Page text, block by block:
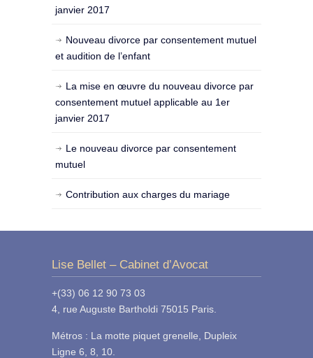
janvier 2017
Nouveau divorce par consentement mutuel
et audition de l’enfant
La mise en œuvre du nouveau divorce par
consentement mutuel applicable au 1er
janvier 2017
Le nouveau divorce par consentement
mutuel
Contribution aux charges du mariage
Lise Bellet – Cabinet d’Avocat
+(33) 06 12 90 73 03
4, rue Auguste Bartholdi 75015 Paris.
Métros : La motte piquet grenelle, Dupleix
Ligne 6, 8, 10.